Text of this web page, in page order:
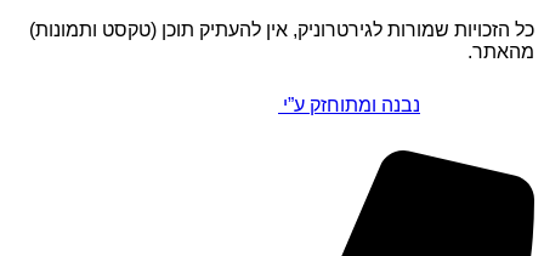
כל הזכויות שמורות לגירטרוניק, אין להעתיק תוכן (טקסט ותמונות)
מהאתר.
נבנה ומתוחזק ע”י